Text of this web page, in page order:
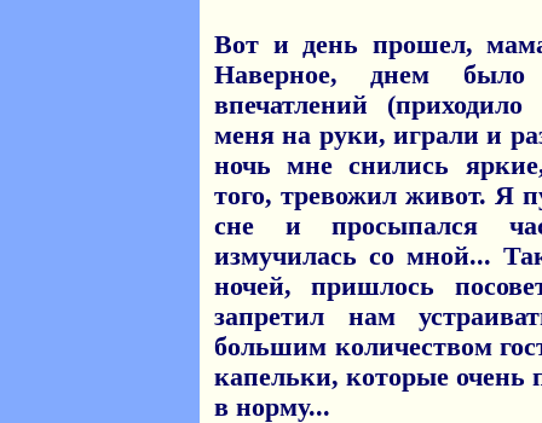
Вот и день прошел,
Наверное, днем было
впечатлений
меня на руки, играли и
ночь мне снились
того, тревожил живот. Я
сне и просыпался
измучилась со мной...
ночей, пришлось
запретил нам
большим количеством
капельки, которые
в норму...